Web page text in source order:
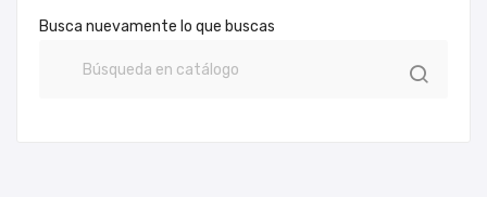
Busca nuevamente lo que buscas